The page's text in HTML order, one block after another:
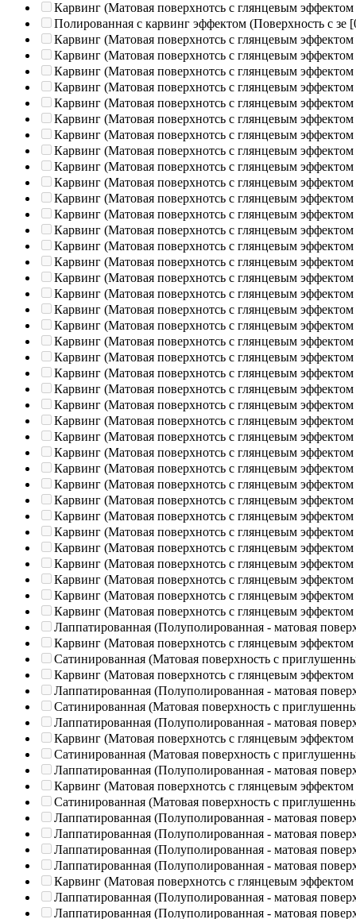
Карвинг (Матовая поверхнотсь с глянцевым эффектом
Полированная c карвинг эффектом (Поверхность с зе
Карвинг (Матовая поверхнотсь с глянцевым эффектом
Карвинг (Матовая поверхнотсь с глянцевым эффектом
Карвинг (Матовая поверхнотсь с глянцевым эффектом
Карвинг (Матовая поверхнотсь с глянцевым эффектом
Карвинг (Матовая поверхнотсь с глянцевым эффектом
Карвинг (Матовая поверхнотсь с глянцевым эффектом
Карвинг (Матовая поверхнотсь с глянцевым эффектом
Карвинг (Матовая поверхнотсь с глянцевым эффектом
Карвинг (Матовая поверхнотсь с глянцевым эффектом
Карвинг (Матовая поверхнотсь с глянцевым эффектом
Карвинг (Матовая поверхнотсь с глянцевым эффектом
Карвинг (Матовая поверхнотсь с глянцевым эффектом
Карвинг (Матовая поверхнотсь с глянцевым эффектом
Карвинг (Матовая поверхнотсь с глянцевым эффектом
Карвинг (Матовая поверхнотсь с глянцевым эффектом
Карвинг (Матовая поверхнотсь с глянцевым эффектом
Карвинг (Матовая поверхнотсь с глянцевым эффектом
Карвинг (Матовая поверхнотсь с глянцевым эффектом
Карвинг (Матовая поверхнотсь с глянцевым эффектом
Карвинг (Матовая поверхнотсь с глянцевым эффектом
Карвинг (Матовая поверхнотсь с глянцевым эффектом
Карвинг (Матовая поверхнотсь с глянцевым эффектом
Карвинг (Матовая поверхнотсь с глянцевым эффектом
Карвинг (Матовая поверхнотсь с глянцевым эффектом
Карвинг (Матовая поверхнотсь с глянцевым эффектом
Карвинг (Матовая поверхнотсь с глянцевым эффектом
Карвинг (Матовая поверхнотсь с глянцевым эффектом
Карвинг (Матовая поверхнотсь с глянцевым эффектом
Карвинг (Матовая поверхнотсь с глянцевым эффектом
Карвинг (Матовая поверхнотсь с глянцевым эффектом
Карвинг (Матовая поверхнотсь с глянцевым эффектом
Карвинг (Матовая поверхнотсь с глянцевым эффектом
Карвинг (Матовая поверхнотсь с глянцевым эффектом
Карвинг (Матовая поверхнотсь с глянцевым эффектом
Карвинг (Матовая поверхнотсь с глянцевым эффектом
Карвинг (Матовая поверхнотсь с глянцевым эффектом
Карвинг (Матовая поверхнотсь с глянцевым эффектом
Лаппатированная (Полуполированная - матовая
Карвинг (Матовая поверхнотсь с глянцевым эффектом
Сатинированная (Матовая поверхность с
Карвинг (Матовая поверхнотсь с глянцевым эффектом
Лаппатированная (Полуполированная - матовая
Сатинированная (Матовая поверхность с
Лаппатированная (Полуполированная - матовая
Карвинг (Матовая поверхнотсь с глянцевым эффектом
Сатинированная (Матовая поверхность с
Лаппатированная (Полуполированная - матовая
Карвинг (Матовая поверхнотсь с глянцевым эффектом
Сатинированная (Матовая поверхность с
Лаппатированная (Полуполированная - матовая
Лаппатированная (Полуполированная - матовая
Лаппатированная (Полуполированная - матовая
Лаппатированная (Полуполированная - матовая
Карвинг (Матовая поверхнотсь с глянцевым эффектом
Лаппатированная (Полуполированная - матовая
Лаппатированная (Полуполированная - матовая